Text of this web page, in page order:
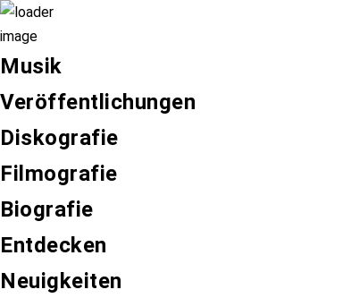
Musik
Veröffentlichungen
Diskografie
Filmografie
Biografie
Entdecken
Neuigkeiten